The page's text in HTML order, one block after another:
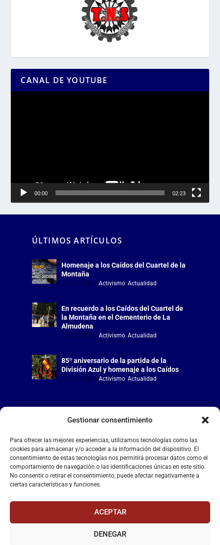
Gestionar consentimiento
Para ofrecer las mejores experiencias, utilizamos tecnologías como las
cookies para almacenar y/o acceder a la información del dispositivo. El
consentimiento de estas tecnologías nos permitirá procesar datos como el
comportamiento de navegación o las identificaciones únicas en este sitio.
No consentir o retirar el consentimiento, puede afectar negativamente a
ciertas características y funciones.
ACEPTAR
DENEGAR
CANAL DE YOUTUBE
00:00 02:23
ÚLTIMOS ARTÍCULOS
Homenaje a los Caídos del Cuartel de la
Montaña
Jul 18, 2026 Activismo, Actualidad
En recuerdo a los Caídos del Cuartel de
la Montaña en el Cementerio de La
Almudena
Jul 18, 2026 Activismo, Actualidad
85º aniversario de la partida de la
División Azul y homenaje a los Caídos
Jul 15, 2026 Activismo, Actualidad
LA FALANGE
Reproductor
de
vídeo